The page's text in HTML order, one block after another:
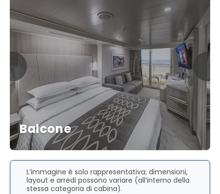
Balcone
L’immagine è solo rappresentativa; dimensioni,
layout e arredi possono variare (all’interno della
stessa categoria di cabina).